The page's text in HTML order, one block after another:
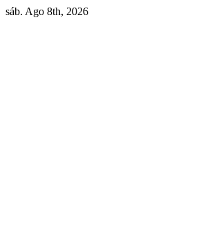
Skip
sáb. Ago 8th, 2026